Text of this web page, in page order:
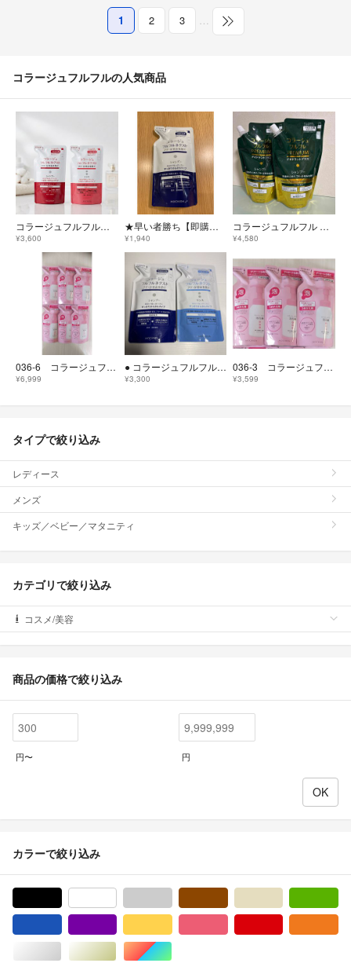
1 2 3 …
コラージュフルフルの人気商品
コラージュフルフルネクスト シャンプー＆リンス つめかえ用 セット
¥3,600
★早い者勝ち【即購入OK】 新品未開封 コラージュフルフルネクストシャンプー
¥1,940
コラージュフルフル プレミアムシャンプー つめかえ用 340mL
¥4,580
036-6 コラージュフルフル泡石鹸 ピンク つめかえ用 210mL 6袋セット
¥6,999
● コラージュフルフル ネクスト つめかえ セット
¥3,300
036-3 コラージュフルフル泡石鹸 ピンク つめかえ用 210mL 3袋セット
¥3,599
タイプで絞り込み
レディース
メンズ
キッズ／ベビー／マタニティ
カテゴリで絞り込み
コスメ/美容
商品の価格で絞り込み
円〜 円
カラーで絞り込み
シルバー/銀色系ゴールド/金色系マルチカラー